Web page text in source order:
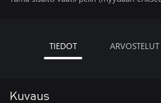
TIEDOT ARVOSTELUT
Kuvaus